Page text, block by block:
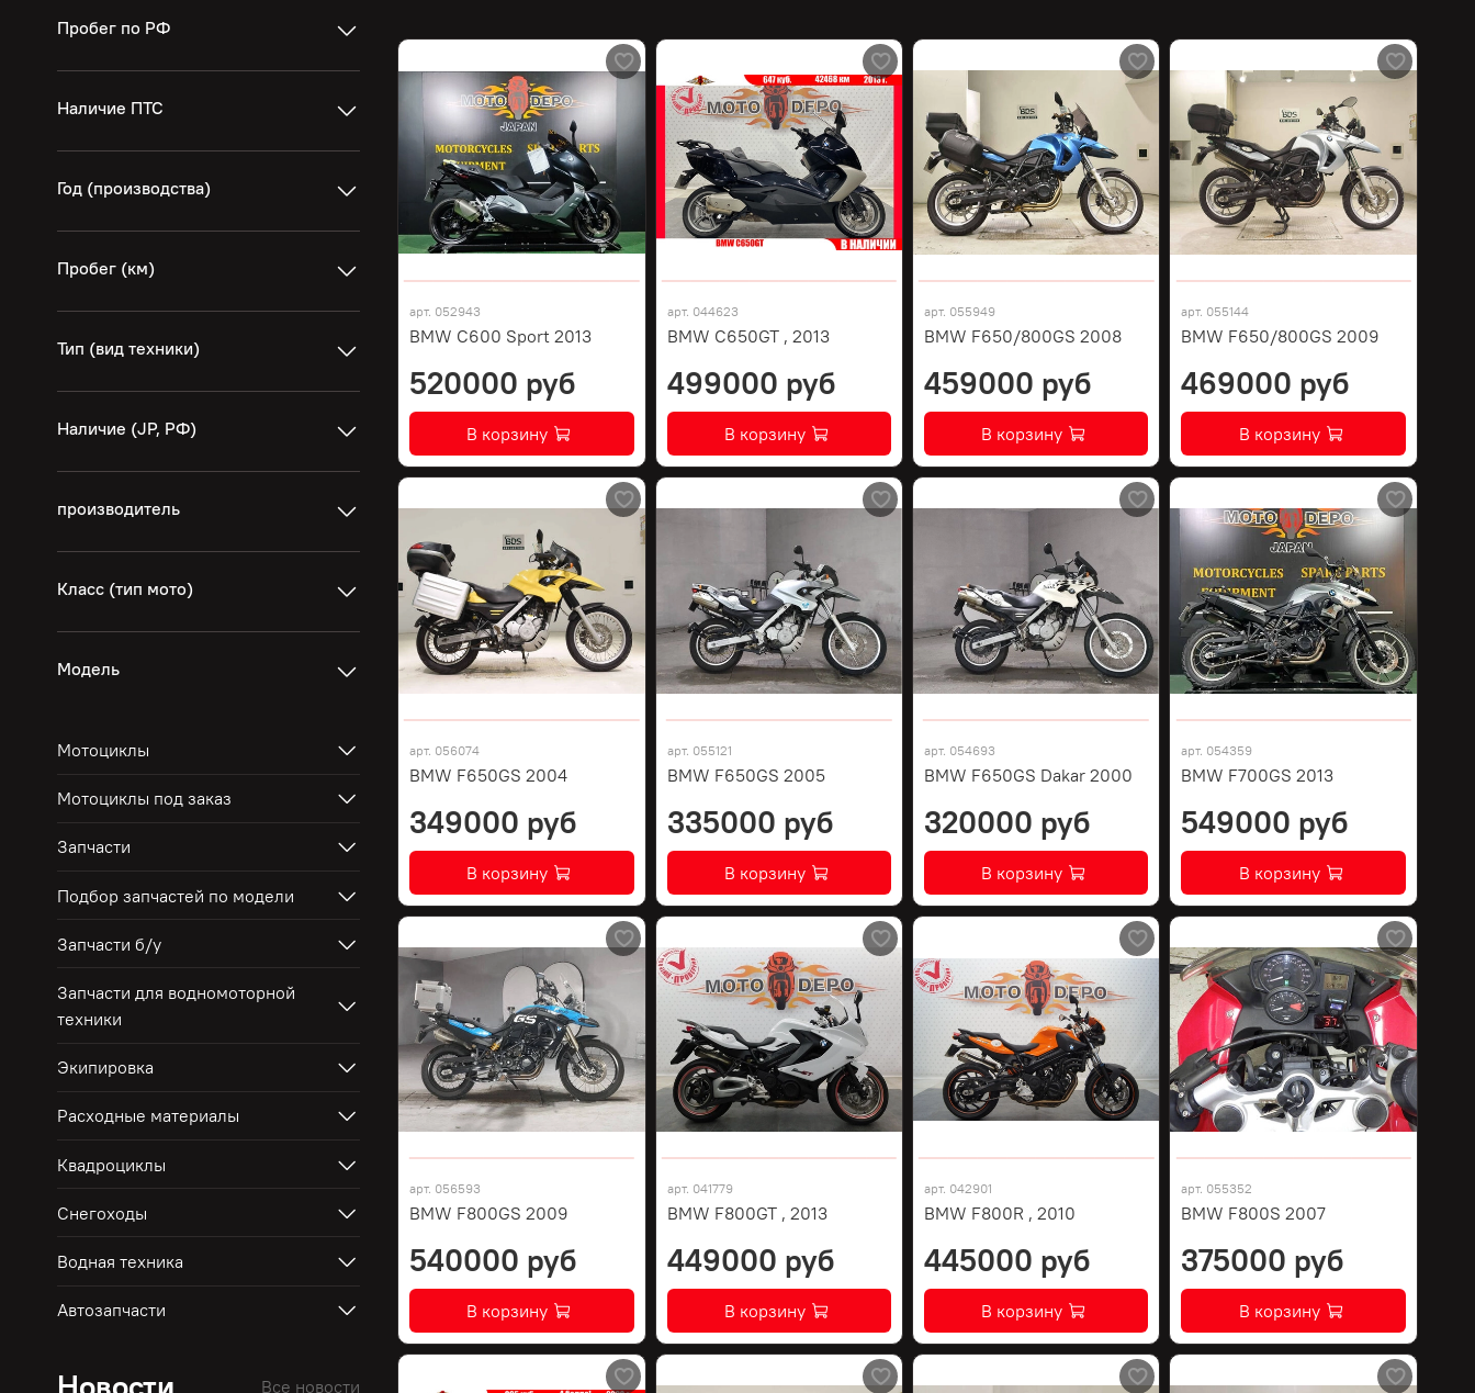
арт. 052943
BMW C600 Sport 2013
520000 руб
В корзину
арт. 044623
BMW C650GT , 2013
499000 руб
В корзину
арт. 055949
BMW F650/800GS 2008
459000 руб
В корзину
арт. 055144
BMW F650/800GS 2009
469000 руб
В корзину
арт. 056074
BMW F650GS 2004
349000 руб
В корзину
арт. 055121
BMW F650GS 2005
335000 руб
В корзину
арт. 054693
BMW F650GS Dakar 2000
320000 руб
В корзину
арт. 054359
BMW F700GS 2013
549000 руб
В корзину
арт. 056593
BMW F800GS 2009
540000 руб
В корзину
арт. 041779
BMW F800GT , 2013
449000 руб
В корзину
арт. 042901
BMW F800R , 2010
445000 руб
В корзину
арт. 055352
BMW F800S 2007
375000 руб
В корзину
Пробег по РФ
Наличие ПТС
Год (производства)
Пробег (км)
Тип (вид техники)
Наличие (JP, РФ)
производитель
Класс (тип мото)
Модель
Мотоциклы
Мотоциклы под заказ
Запчасти
Подбор запчастей по модели
Запчасти б/у
Запчасти для водномоторной
техники
Экипировка
Расходные материалы
Квадроциклы
Снегоходы
Водная техника
Автозапчасти
Все новости